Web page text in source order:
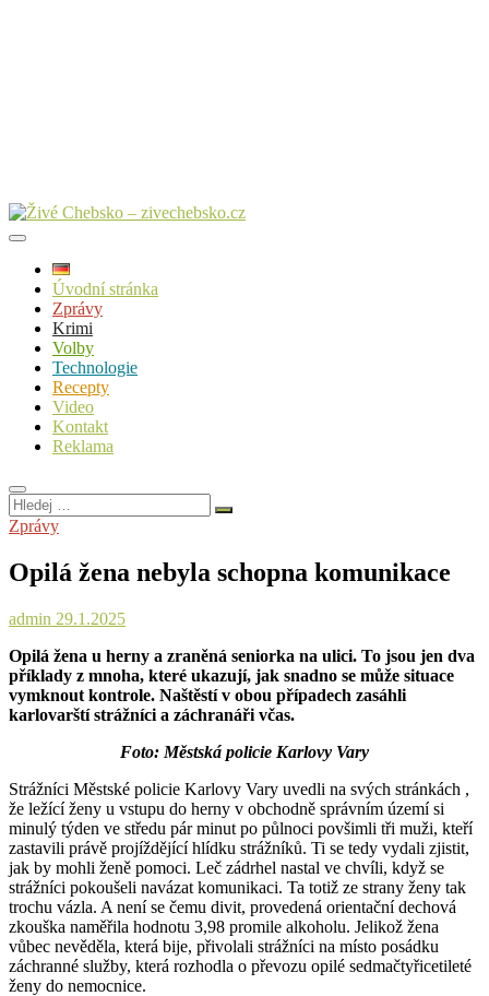
Úvodní stránka
Zprávy
Krimi
Volby
Technologie
Recepty
Video
Kontakt
Reklama
Hledej
…
Zprávy
Opilá žena nebyla schopna komunikace
admin 29.1.2025
Opilá žena u herny a zraněná seniorka na ulici. To jsou jen dva
příklady z mnoha, které ukazují, jak snadno se může situace
vymknout kontrole. Naštěstí v obou případech zasáhli
karlovarští strážníci a záchranáři včas.
Foto: Městská policie Karlovy Vary
Strážníci Městské policie Karlovy Vary uvedli na svých stránkách ,
že ležící ženy u vstupu do herny v obchodně správním území si
minulý týden ve středu pár minut po půlnoci povšimli tři muži, kteří
zastavili právě projíždějící hlídku strážníků. Ti se tedy vydali zjistit,
jak by mohli ženě pomoci. Leč zádrhel nastal ve chvíli, když se
strážníci pokoušeli navázat komunikaci. Ta totiž ze strany ženy tak
trochu vázla. A není se čemu divit, provedená orientační dechová
zkouška naměřila hodnotu 3,98 promile alkoholu. Jelikož žena
vůbec nevěděla, která bije, přivolali strážníci na místo posádku
záchranné služby, která rozhodla o převozu opilé sedmačtyřicetileté
ženy do nemocnice.